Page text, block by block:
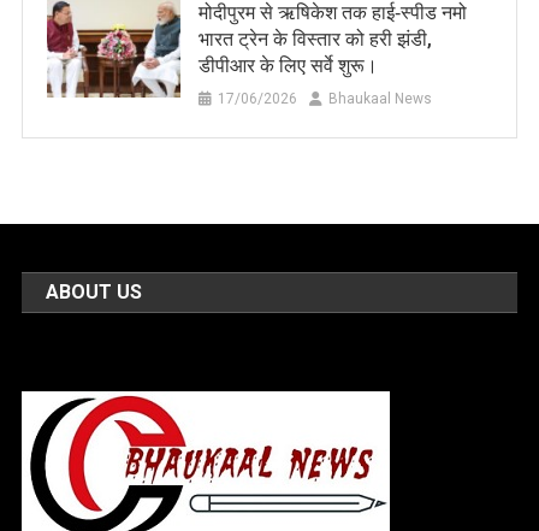
मोदीपुरम से ऋषिकेश तक हाई‑स्पीड नमो
भारत ट्रेन के विस्तार को हरी झंडी,
डीपीआर के लिए सर्वे शुरू।
17/06/2026 Bhaukaal News
ABOUT US